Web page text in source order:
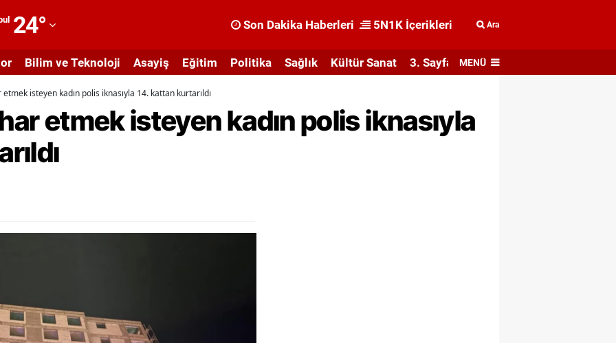
24° Son Dakika Haberleri 5N1K İçerikleri Ara
Bilim ve Teknoloji Asayiş Eğitim Politika Sağlık Kültür Sanat 3. Sayfa MENÜ
isteyen kadın polis iknasıyla 14. kattan kurtarıldı
etmek isteyen kadın polis iknasıyla